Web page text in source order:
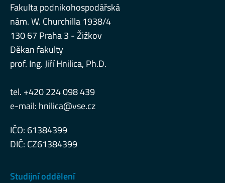
Fakulta podnikohospodářská
nám. W. Churchilla 1938/4
130 67 Praha 3 - Žižkov
Děkan fakulty
prof. Ing. Jiří Hnilica, Ph.D.
tel. +420 224 098 439
e-mail: hnilica@vse.cz
IČO: 61384399
DIČ: CZ61384399
Studijní oddělení